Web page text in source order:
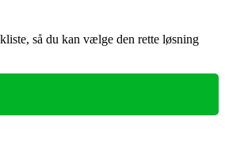
så du kan vælge den rette løsning